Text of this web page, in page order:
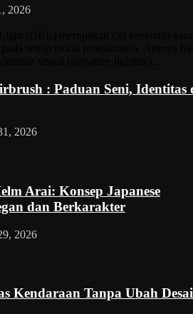
2026
: Paduan Seni, Identitas
2026
Arai: Konsep Japanese
dan Berkarakter
2026
Kendaraan Tanpa Ubah